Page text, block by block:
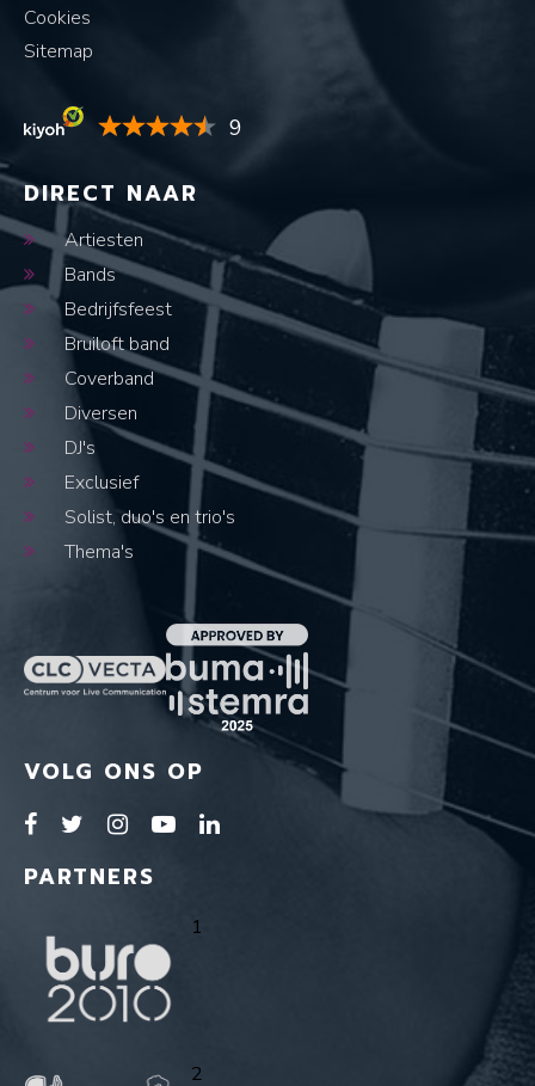
Cookies
Sitemap
9
DIRECT NAAR
Artiesten
Bands
Bedrijfsfeest
Bruiloft band
Coverband
Diversen
DJ's
Exclusief
Solist, duo's en trio's
Thema's
VOLG ONS OP
PARTNERS
1
2